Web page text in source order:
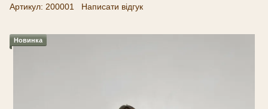
Артикул: 200001 Написати відгук
Новинка